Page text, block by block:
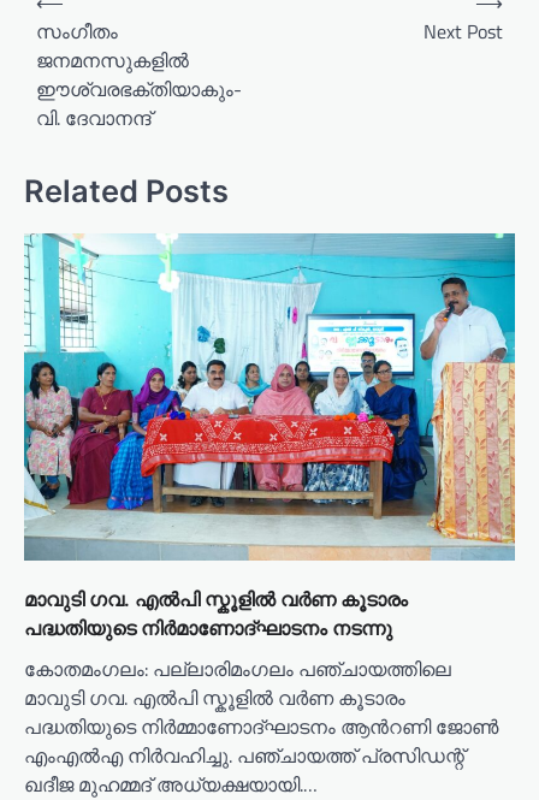
a
i
g
a
t
i
o
n
സംഗീതം
ജനമനസുകളില്‍
ഈശ്വരഭക്തിയാകും-
വി. ദേവാനന്ദ്
Next Post
Related Posts
മാവുടി ഗവ. എൽപി സ്കൂളിൽ വർണ കൂടാരം
പദ്ധതിയുടെ നിർമാണോദ്ഘാടനം നടന്നു
കോതമംഗലം: പല്ലാരിമംഗലം പഞ്ചായത്തിലെ
മാവുടി ഗവ. എൽപി സ്കൂളിൽ വർണ കൂടാരം
പദ്ധതിയുടെ നിർമ്മാണോദ്ഘാടനം ആൻറണി ജോൺ
എംഎൽഎ നിർവഹിച്ചു. പഞ്ചായത്ത് പ്രസിഡന്റ്‌
ഖദീജ മുഹമ്മദ് അധ്യക്ഷയായി.…